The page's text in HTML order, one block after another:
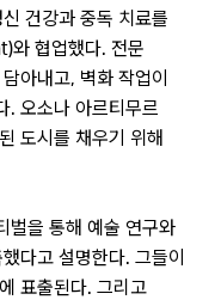
건강과 중독 치료를
와 협업했다. 전문
아내고, 벽화 작업이
. 오소나 아르티무르
도시를 채우기 위해
벌을 통해 예술 연구와
다고 설명한다. 그들이
표출된다. 그리고